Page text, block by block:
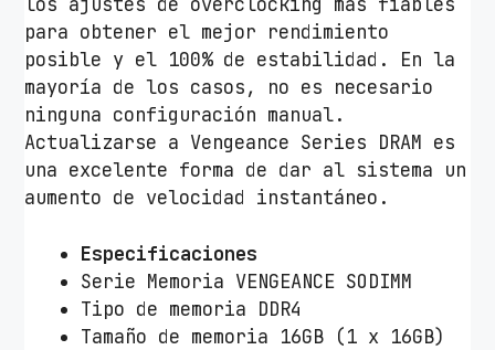
O
D
I
M
M
c
a
n
para obtener el mejor rendimiento
posible y el 100% de estabilidad. En la
mayoría de los casos, no es necesario
ninguna configuración manual.
Actualizarse a Vengeance Series DRAM es
una excelente forma de dar al sistema un
aumento de velocidad instantáneo.
Especificaciones
Serie Memoria VENGEANCE SODIMM
Tipo de memoria DDR4
Tamaño de memoria 16GB (1 x 16GB)